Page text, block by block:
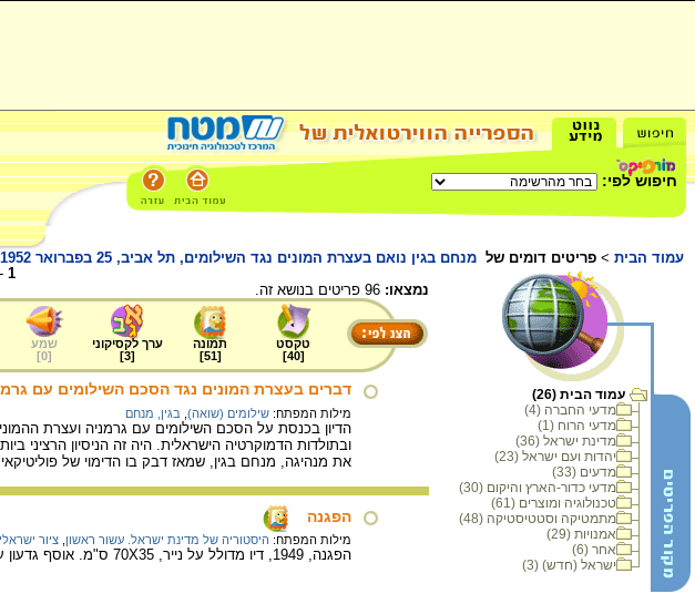
חיפוש לפי:
עמוד הבית > פריטים דומים של מנחם בגין נואם בעצרת המונים נגד השילומים, תל אביב, 25 בפברואר 1952
עמוד הבית (26)
מדעי החברה (4)
מדעי הרוח (1)
מדינת ישראל (36)
יהדות ועם ישראל (23)
מדעים (33)
מדעי כדור-הארץ והיקום (30)
טכנולוגיה ומוצרים (61)
מתמטיקה וסטטיסטיקה (48)
אמנויות (29)
אחר (6)
ישראל (חדש) (3)
1
נמצאו:
טקסט
[
40
]
תמונה
[
51
]
ערך לקסיקוני
[
3
]
שמע
[
0
]
דברים בעצרת המונים נגד הסכם השילומים עם
מילות המפתח: שילומים (שואה) בגין, מנחם
הדיון בכנסת על הסכם השילומים עם גרמניה ועצרת
ובתולדות הדמוקרטיה הישראלית. היה זה הניסיון
את מנהיגה, מנחם בגין, שמאז דבק בו הדימוי של
הפגנה
מילות המפתח: היסטוריה של מדינת ישראל. עשור ראשון ציור ישראלי
הפגנה, 1949, דיו מדולל על נייר, 70X35 ס"מ. אוסף גדעון עפרת, ירושלים.